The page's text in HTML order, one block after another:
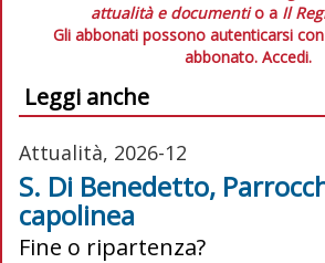
attualità e documentio a Il
Gli abbonati possono autenticarsi
abbonato. Accedi.
Leggi anche
Attualità, 2026-12
S. Di Benedetto,
capolinea
Fine o ripartenza?